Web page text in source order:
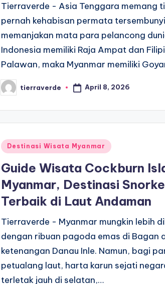
Tierraverde - Asia Tenggara memang
pernah kehabisan permata
memanjakan mata para pelancong
Indonesia memiliki Raja Ampat dan
Palawan, maka Myanmar memiliki
Posted
by
tierraverde April 8, 2026
Posted
Destinasi Wisata Myanmar
Guide Wisata Cockburn
Myanmar, Destinasi
Terbaik di Laut Andaman
Tierraverde - Myanmar mungkin lebih
dengan ribuan pagoda emas di Bagan
ketenangan Danau Inle. Namun, bagi
petualang laut, harta karun sejati
terletak jauh di selatan,…